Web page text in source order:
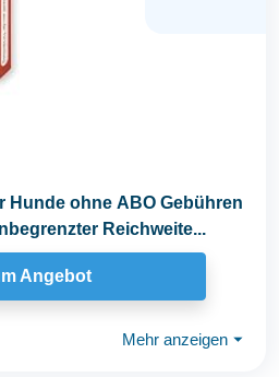
Hunde ohne ABO Gebühren
Reichweite...
Angebot
Mehr anzeigen ⏷